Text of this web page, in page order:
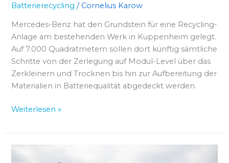
Batterierecycling / Cornelius Karow
Mercedes-Benz hat den Grundstein für eine Recycling-
Anlage am bestehenden Werk in Kuppenheim gelegt.
Auf 7.000 Quadratmetern sollen dort künftig sämtliche
Schritte von der Zerlegung auf Modul-Level über das
Zerkleinern und Trocknen bis hin zur Aufbereitung der
Materialien in Batteriequalität abgedeckt werden.
Weiterlesen »
Honda